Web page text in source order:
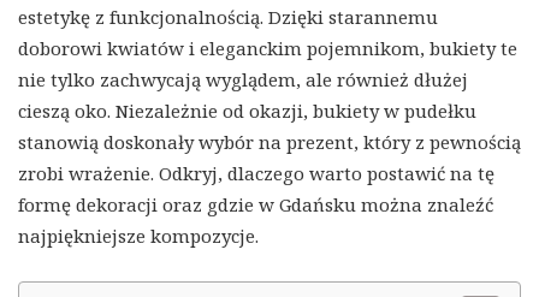
estetykę z funkcjonalnością. Dzięki starannemu
doborowi kwiatów i eleganckim pojemnikom, bukiety te
nie tylko zachwycają wyglądem, ale również dłużej
cieszą oko. Niezależnie od okazji, bukiety w pudełku
stanowią doskonały wybór na prezent, który z pewnością
zrobi wrażenie. Odkryj, dlaczego warto postawić na tę
formę dekoracji oraz gdzie w Gdańsku można znaleźć
najpiękniejsze kompozycje.